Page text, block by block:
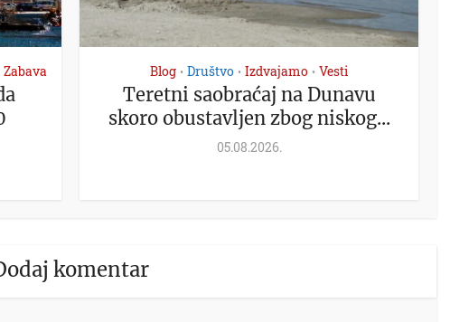
Zabava Blog • Društvo • Izdvajamo • Vesti
Teretni saobraćaj na Dunavu
skoro obustavljen zbog niskog...
05.08.2026.
komentar